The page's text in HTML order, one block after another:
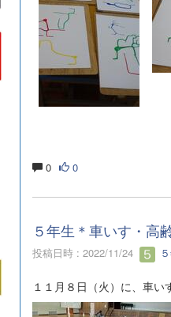
0 0
５年生＊車いす・高
投稿日時 : 2022/11/24
１１月８日（火）に、車い